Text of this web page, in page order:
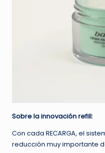
Sobre la innovación refill:
Con cada RECARGA, el
reducción muy importante